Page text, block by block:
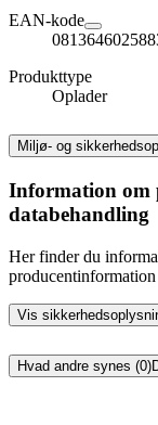
EAN-kode
Produkttype
Oplader
Miljø- og
Information om
databehandling
Her finder du
producentinformation
Vis
Hvad andre synes (0)